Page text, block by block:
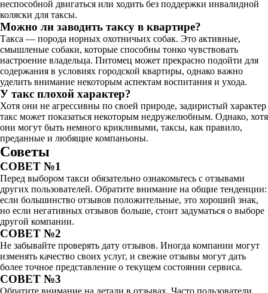
неспособной двигаться или ходить без поддержки инвалидной
коляски для таксы.
Можно ли заводить таксу в квартире?
Такса — порода норных охотничьих собак. Это активные,
смышленые собаки, которые способны тонко чувствовать
настроение владельца. Питомец может прекрасно подойти для
содержания в условиях городской квартиры, однако важно
уделить внимание некоторым аспектам воспитания и ухода.
У такс плохой характер?
Хотя они не агрессивны по своей природе, задиристый характер
такс может показаться некоторым недружелюбным. Однако, хотя
они могут быть немного крикливыми, таксы, как правило,
преданные и любящие компаньоны.
Советы
СОВЕТ №1
Перед выбором такси обязательно ознакомьтесь с отзывами
других пользователей. Обратите внимание на общие тенденции:
если большинство отзывов положительные, это хороший знак,
но если негативных отзывов больше, стоит задуматься о выборе
другой компании.
СОВЕТ №2
Не забывайте проверять дату отзывов. Иногда компании могут
изменять качество своих услуг, и свежие отзывы могут дать
более точное представление о текущем состоянии сервиса.
СОВЕТ №3
Обратите внимание на детали в отзывах. Часто пользователи